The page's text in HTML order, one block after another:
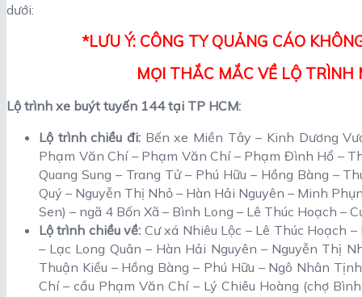
dưới:
*LƯU Ý: CÔNG TY QUẢNG CÁO
MỌI THẮC MẮC VỀ LỘ TRÌNH
Lộ trình xe buýt tuyến 144 tại TP HCM:
Lộ trình chiều đi: Bến xe Miền Tây – Kinh Dương
Phạm Văn Chí – Phạm Văn Chí – Phạm Đình Hổ –
Quang Sung – Trang Tử – Phú Hữu – Hồng Bàng –
Quý – Nguyễn Thị Nhỏ – Hàn Hải Nguyên – Minh
Sen) – ngã 4 Bốn Xã – Bình Long – Lê Thúc Hoạch –
Lộ trình chiều về: Cư xá Nhiêu Lộc – Lê Thúc Hoạch
– Lạc Long Quân – Hàn Hải Nguyên – Nguyễn Thị
Thuận Kiều – Hồng Bàng – Phú Hữu – Ngô Nhân
Chí – cầu Phạm Văn Chí – Lý Chiêu Hoàng (chợ